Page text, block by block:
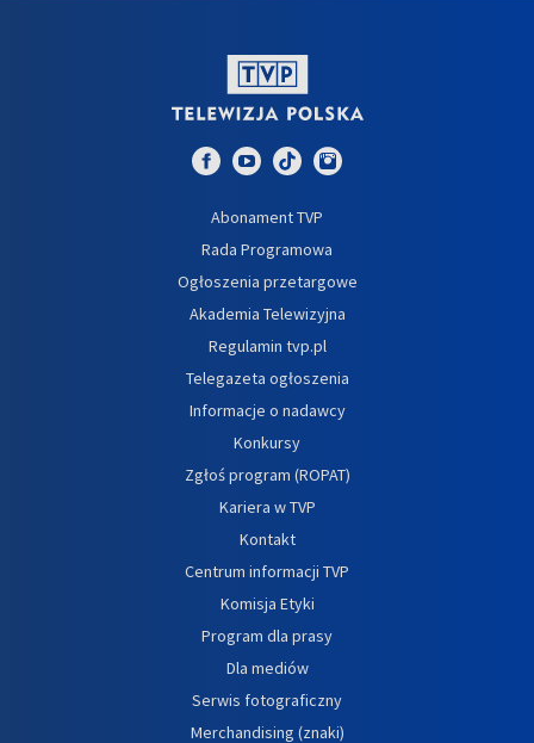
Abonament TVP
Rada Programowa
Ogłoszenia przetargowe
Akademia Telewizyjna
Regulamin tvp.pl
Telegazeta ogłoszenia
Informacje o nadawcy
Konkursy
Zgłoś program (ROPAT)
Kariera w TVP
Kontakt
Centrum informacji TVP
Komisja Etyki
Program dla prasy
Dla mediów
Serwis fotograficzny
Merchandising (znaki)